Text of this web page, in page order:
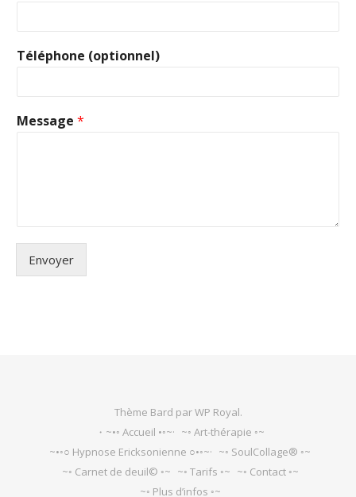
Téléphone (optionnel)
Message *
Envoyer
Thème Bard parWP Royal.
・~•◦ Accueil •◦~· ~◦ Art-thérapie ◦~
~•◦○ Hypnose Ericksonienne ○•◦~· ~◦ SoulCollage® ◦~
~◦ Carnet de deuil© ◦~ ~◦ Tarifs ◦~ ~◦ Contact ◦~
~◦ Plus d’infos ◦~